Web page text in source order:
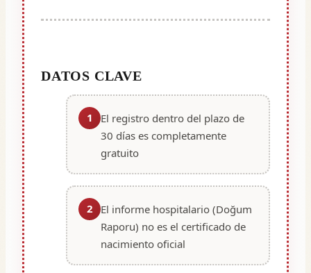
DATOS CLAVE
1
El registro dentro del plazo de
30 días es completamente
gratuito
2
El informe hospitalario (Doğum
Raporu) no es el certificado de
nacimiento oficial